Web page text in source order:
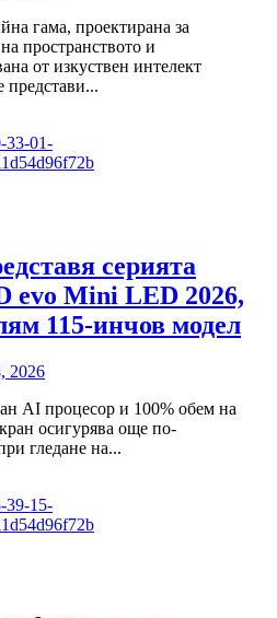
гама, проектирана за
пространството и
от изкуствен интелект
серията
evo Mini LED 2026,
115-инчов модел
2026
AI процесор и 100% обем на
осигурява още по-
гледане на...